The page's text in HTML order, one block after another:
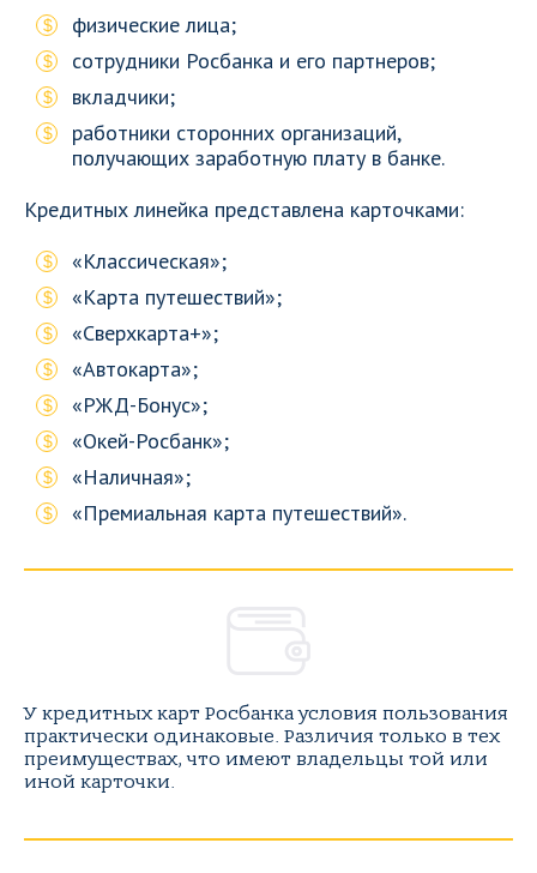
физические лица;
сотрудники Росбанка и его партнеров;
вкладчики;
работники сторонних организаций,
получающих заработную плату в банке.
Кредитных линейка представлена карточками:
«Классическая»;
«Карта путешествий»;
«Сверхкарта+»;
«Автокарта»;
«РЖД-Бонус»;
«Окей-Росбанк»;
«Наличная»;
«Премиальная карта путешествий».
У кредитных карт Росбанка условия пользования
практически одинаковые. Различия только в тех
преимуществах, что имеют владельцы той или
иной карточки.